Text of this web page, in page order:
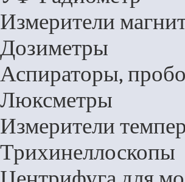
Измерители
Дозиметры
Аспираторы,
Люксметры
Измерители
Трихинеллоскопы